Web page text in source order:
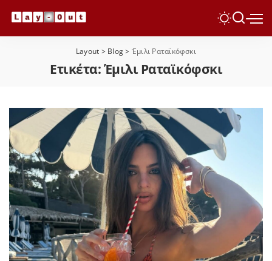
Layout > Blog> Έμιλι Ραταϊκόφσκι
Ετικέτα:Έμιλι Ραταϊκόφσκι